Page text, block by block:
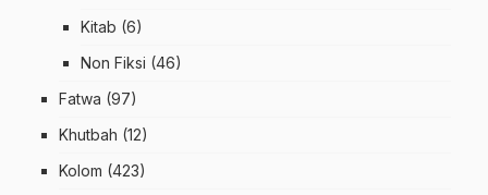
Kitab (6)
Non Fiksi (46)
Fatwa (97)
Khutbah (12)
Kolom (423)